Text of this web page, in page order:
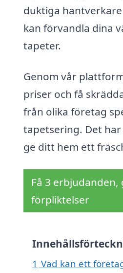
duktiga
kan förvandla dina
tapeter.
Genom vår
priser och få
från olika företag
tapetsering. Det
ge ditt hem ett
Få 3
förpliktelser
1 Vad kan ett